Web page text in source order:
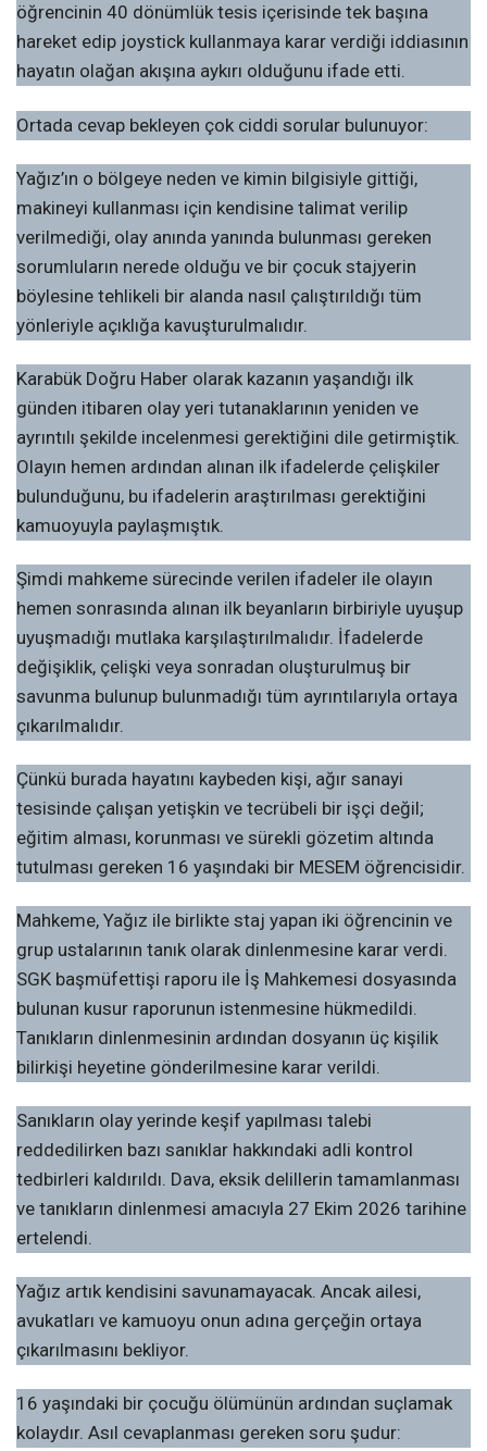
öğrencinin 40 dönümlük tesis içerisinde tek başına
hareket edip joystick kullanmaya karar verdiği iddiasının
hayatın olağan akışına aykırı olduğunu ifade etti.
Ortada cevap bekleyen çok ciddi sorular bulunuyor:
Yağız’ın o bölgeye neden ve kimin bilgisiyle gittiği,
makineyi kullanması için kendisine talimat verilip
verilmediği, olay anında yanında bulunması gereken
sorumluların nerede olduğu ve bir çocuk stajyerin
böylesine tehlikeli bir alanda nasıl çalıştırıldığı tüm
yönleriyle açıklığa kavuşturulmalıdır.
Karabük Doğru Haber olarak kazanın yaşandığı ilk
günden itibaren olay yeri tutanaklarının yeniden ve
ayrıntılı şekilde incelenmesi gerektiğini dile getirmiştik.
Olayın hemen ardından alınan ilk ifadelerde çelişkiler
bulunduğunu, bu ifadelerin araştırılması gerektiğini
kamuoyuyla paylaşmıştık.
Şimdi mahkeme sürecinde verilen ifadeler ile olayın
hemen sonrasında alınan ilk beyanların birbiriyle uyuşup
uyuşmadığı mutlaka karşılaştırılmalıdır. İfadelerde
değişiklik, çelişki veya sonradan oluşturulmuş bir
savunma bulunup bulunmadığı tüm ayrıntılarıyla ortaya
çıkarılmalıdır.
Çünkü burada hayatını kaybeden kişi, ağır sanayi
tesisinde çalışan yetişkin ve tecrübeli bir işçi değil;
eğitim alması, korunması ve sürekli gözetim altında
tutulması gereken 16 yaşındaki bir MESEM öğrencisidir.
Mahkeme, Yağız ile birlikte staj yapan iki öğrencinin ve
grup ustalarının tanık olarak dinlenmesine karar verdi.
SGK başmüfettişi raporu ile İş Mahkemesi dosyasında
bulunan kusur raporunun istenmesine hükmedildi.
Tanıkların dinlenmesinin ardından dosyanın üç kişilik
bilirkişi heyetine gönderilmesine karar verildi.
Sanıkların olay yerinde keşif yapılması talebi
reddedilirken bazı sanıklar hakkındaki adli kontrol
tedbirleri kaldırıldı. Dava, eksik delillerin tamamlanması
ve tanıkların dinlenmesi amacıyla 27 Ekim 2026 tarihine
ertelendi.
Yağız artık kendisini savunamayacak. Ancak ailesi,
avukatları ve kamuoyu onun adına gerçeğin ortaya
çıkarılmasını bekliyor.
16 yaşındaki bir çocuğu ölümünün ardından suçlamak
kolaydır. Asıl cevaplanması gereken soru şudur: